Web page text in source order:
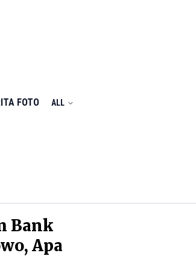
FOTO ALL
Bank
Apa